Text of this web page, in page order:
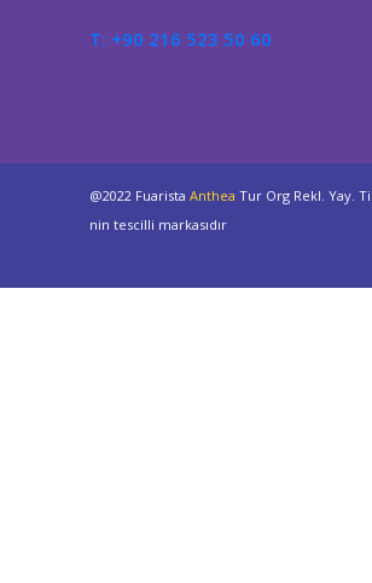
T: +90 216 523 50 60
@2022 Fuarista Anthea Tur Org Rekl. Yay.
nin tescilli markasıdır